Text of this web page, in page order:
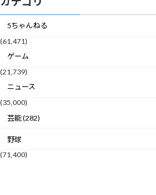
5ちゃんねる
(61,471)
ゲーム
(21,739)
ニュース
(35,000)
芸能 (282)
野球
(71,400)